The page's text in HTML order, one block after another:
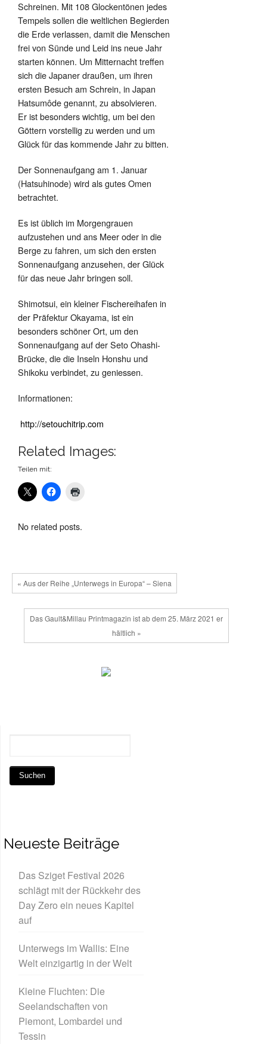
Schreinen. Mit 108 Glockentönen jedes
Tempels sollen die weltlichen Begierden
die Erde verlassen, damit die Menschen
frei von Sünde und Leid ins neue Jahr
starten können. Um Mitternacht treffen
sich die Japaner draußen, um ihren
ersten Besuch am Schrein, in Japan
Hatsumôde genannt, zu absolvieren.
Er ist besonders wichtig, um bei den
Göttern vorstellig zu werden und um
Glück für das kommende Jahr zu bitten.
Der Sonnenaufgang am 1. Januar
(Hatsuhinode) wird als gutes Omen
betrachtet.
Es ist üblich im Morgengrauen
aufzustehen und ans Meer oder in die
Berge zu fahren, um sich den ersten
Sonnenaufgang anzusehen, der Glück
für das neue Jahr bringen soll.
Shimotsui, ein kleiner Fischereihafen in
der Präfektur Okayama, ist ein
besonders schöner Ort, um den
Sonnenaufgang auf der Seto Ohashi-
Brücke, die die Inseln Honshu und
Shikoku verbindet, zu geniessen.
Informationen:
http://setouchitrip.com
Related Images:
Teilen mit:
No related posts.
« Aus der Reihe „Unterwegs in Europa“ – Siena
Das Gault&Millau Printmagazin ist ab dem 25. März 2021 er
hältlich »
Neueste Beiträge
Das Sziget Festival 2026
schlägt mit der Rückkehr des
Day Zero ein neues Kapitel
auf
Unterwegs im Wallis: Eine
Welt einzigartig in der Welt
Kleine Fluchten: Die
Seelandschaften von
Piemont, Lombardei und
Tessin